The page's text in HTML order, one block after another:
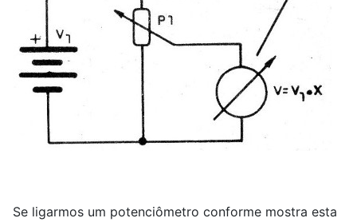
Se ligarmos um potenciômetro conforme mostra esta